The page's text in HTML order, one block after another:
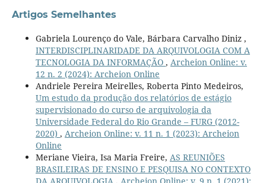
Artigos Semelhantes
Gabriela Lourenço do Vale, Bárbara Carvalho Diniz ,
INTERDISCIPLINARIDADE DA ARQUIVOLOGIA COM A
TECNOLOGIA DA INFORMAÇÃO , Archeion Online: v.
12 n. 2 (2024): Archeion Online
Andriele Pereira Meirelles, Roberta Pinto Medeiros,
Um estudo da produção dos relatórios de estágio
supervisionado do curso de arquivologia da
Universidade Federal do Rio Grande – FURG (2012-
2020) , Archeion Online: v. 11 n. 1 (2023): Archeion
Online
Meriane Vieira, Isa Maria Freire, AS REUNIÕES
BRASILEIRAS DE ENSINO E PESQUISA NO CONTEXTO